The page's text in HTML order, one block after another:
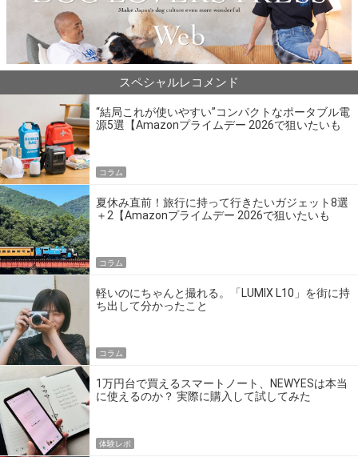
スペシャルレコメンド
“結局これが使いやすい”コンパクトなポータブル電
源5選【Amazonプライムデー 2026で狙いたいも
コラム
夏休み直前！旅行に持って行きたいガジェット8選
＋2【Amazonプライムデー 2026で狙いたいも
コラム
軽いのにちゃんと撮れる。「LUMIX L10」を街に持
ち出して分かったこと
コラム
1万円台で買えるスマートノート、NEWYESは本当
に使えるのか？ 実際に購入して試してみた
体験レポ